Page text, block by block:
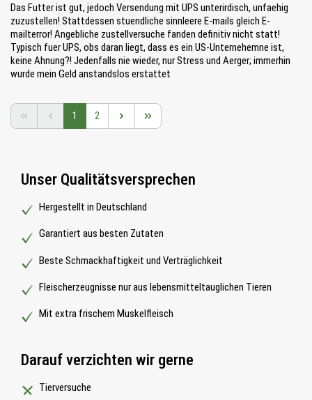
Das Futter ist gut, jedoch Versendung mit UPS unterirdisch, unfaehig
zuzustellen! Stattdessen stuendliche sinnleere E-mails gleich E-
mailterror! Angebliche zustellversuche fanden definitiv nicht statt!
Typisch fuer UPS, obs daran liegt, dass es ein US-Unternehemne ist,
keine Ahnung?! Jedenfalls nie wieder, nur Stress und Aerger; immerhin
wurde mein Geld anstandslos erstattet
Seite
1 Seite
2
Unser Qualitätsversprechen
Hergestellt in Deutschland
Garantiert aus besten Zutaten
Beste Schmackhaftigkeit und Verträglichkeit
Fleischerzeugnisse nur aus lebensmitteltauglichen Tieren
Mit extra frischem Muskelfleisch
Darauf verzichten wir gerne
Tierversuche